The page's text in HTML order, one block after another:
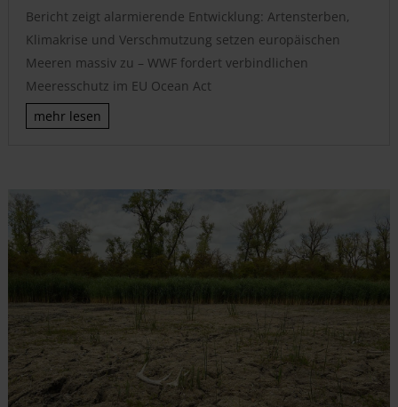
Bericht zeigt alarmierende Entwicklung: Artensterben,
Klimakrise und Verschmutzung setzen europäischen
Meeren massiv zu – WWF fordert verbindlichen
Meeresschutz im EU Ocean Act
mehr lesen